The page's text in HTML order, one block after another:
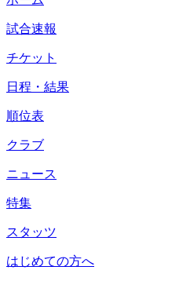
試合速報
チケット
日程・結果
順位表
クラブ
ニュース
特集
スタッツ
はじめての方へ